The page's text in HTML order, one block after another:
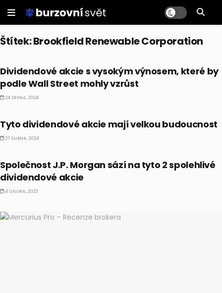
Štítek:Brookfield Renewable Corporation
Dividendové akcie s vysokým výnosem, které by
podle Wall Street mohly vzrůst
24 SRPNA, 2024
Tyto dividendové akcie mají velkou budoucnost
27 DUBNA, 2024
Společnost J.P. Morgan sází na tyto 2 spolehlivé
dividendové akcie
4 ÚNORA, 2023